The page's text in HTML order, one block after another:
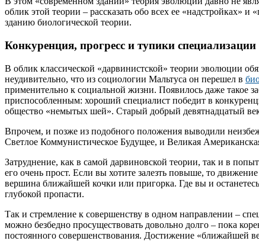
облик этой теории – рассказать обо всех ее «надстройках»
зданию биологической теории.
Конкуренция, прогресс и тупики специализации
В облик классической «дарвинистской» теории эволюции
неудивительно, что из социологии Мальтуса он перешел в
применительно к социальной жизни. Появилось даже такое
приспособленным: хороший специалист победит в
общество «немытых шей». Старый добрый девятнадцатый
Впрочем, и позже из подобного положения выводили
Светлое Коммунистическое Будущее, и Великая
Затруднение, как в самой дарвиновской теории, так и в
его очень прост. Если вы хотите залезть повыше, то
вершина ближайшей кочки или пригорка. Где вы и
глубокой пропасти.
Так и стремление к совершенству в одном направлении –
можно безбедно просуществовать довольно долго – пока
постоянного совершенствования. Достижение «ближайшей